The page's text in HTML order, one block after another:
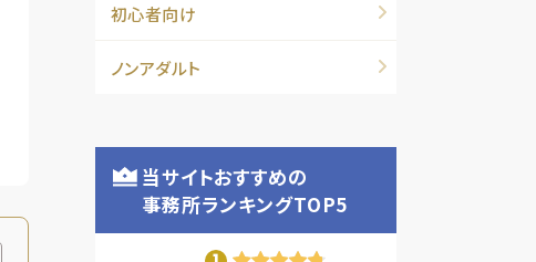
初心者向け
ノンアダルト
当サイトおすすめの
事務所ランキングTOP5